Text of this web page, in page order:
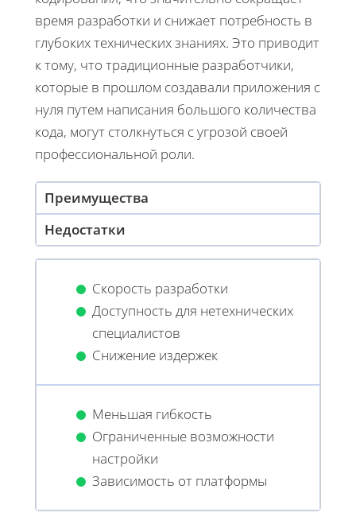
время разработки и снижает потребность в
глубоких технических знаниях. Это приводит
к тому, что традиционные разработчики,
которые в прошлом создавали приложения с
нуля путем написания большого количества
кода, могут столкнуться с угрозой своей
профессиональной роли.
Преимущества
Недостатки
Скорость разработки
Доступность для нетехнических
специалистов
Снижение издержек
Меньшая гибкость
Ограниченные возможности
настройки
Зависимость от платформы